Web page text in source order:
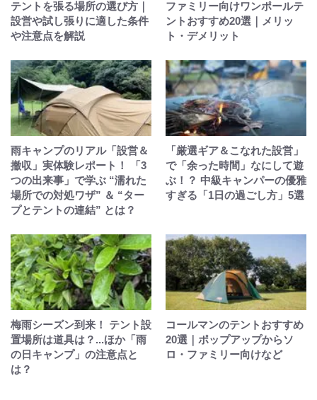
テントを張る場所の選び方｜
設営や試し張りに適した条件
や注意点を解説
ファミリー向けワンポールテ
ントおすすめ20選｜メリッ
ト・デメリット
雨キャンプのリアル「設営＆
撤収」実体験レポート！ 「3
つの出来事」で学ぶ “濡れた
場所での対処ワザ” ＆ “ター
プとテントの連結” とは？
「厳選ギア＆こなれた設営」
で「余った時間」なにして遊
ぶ！？ 中級キャンパーの優雅
すぎる「1日の過ごし方」5選
梅雨シーズン到来！ テント設
置場所は道具は？...ほか「雨
の日キャンプ」の注意点と
は？
コールマンのテントおすすめ
20選｜ポップアップからソ
ロ・ファミリー向けなど